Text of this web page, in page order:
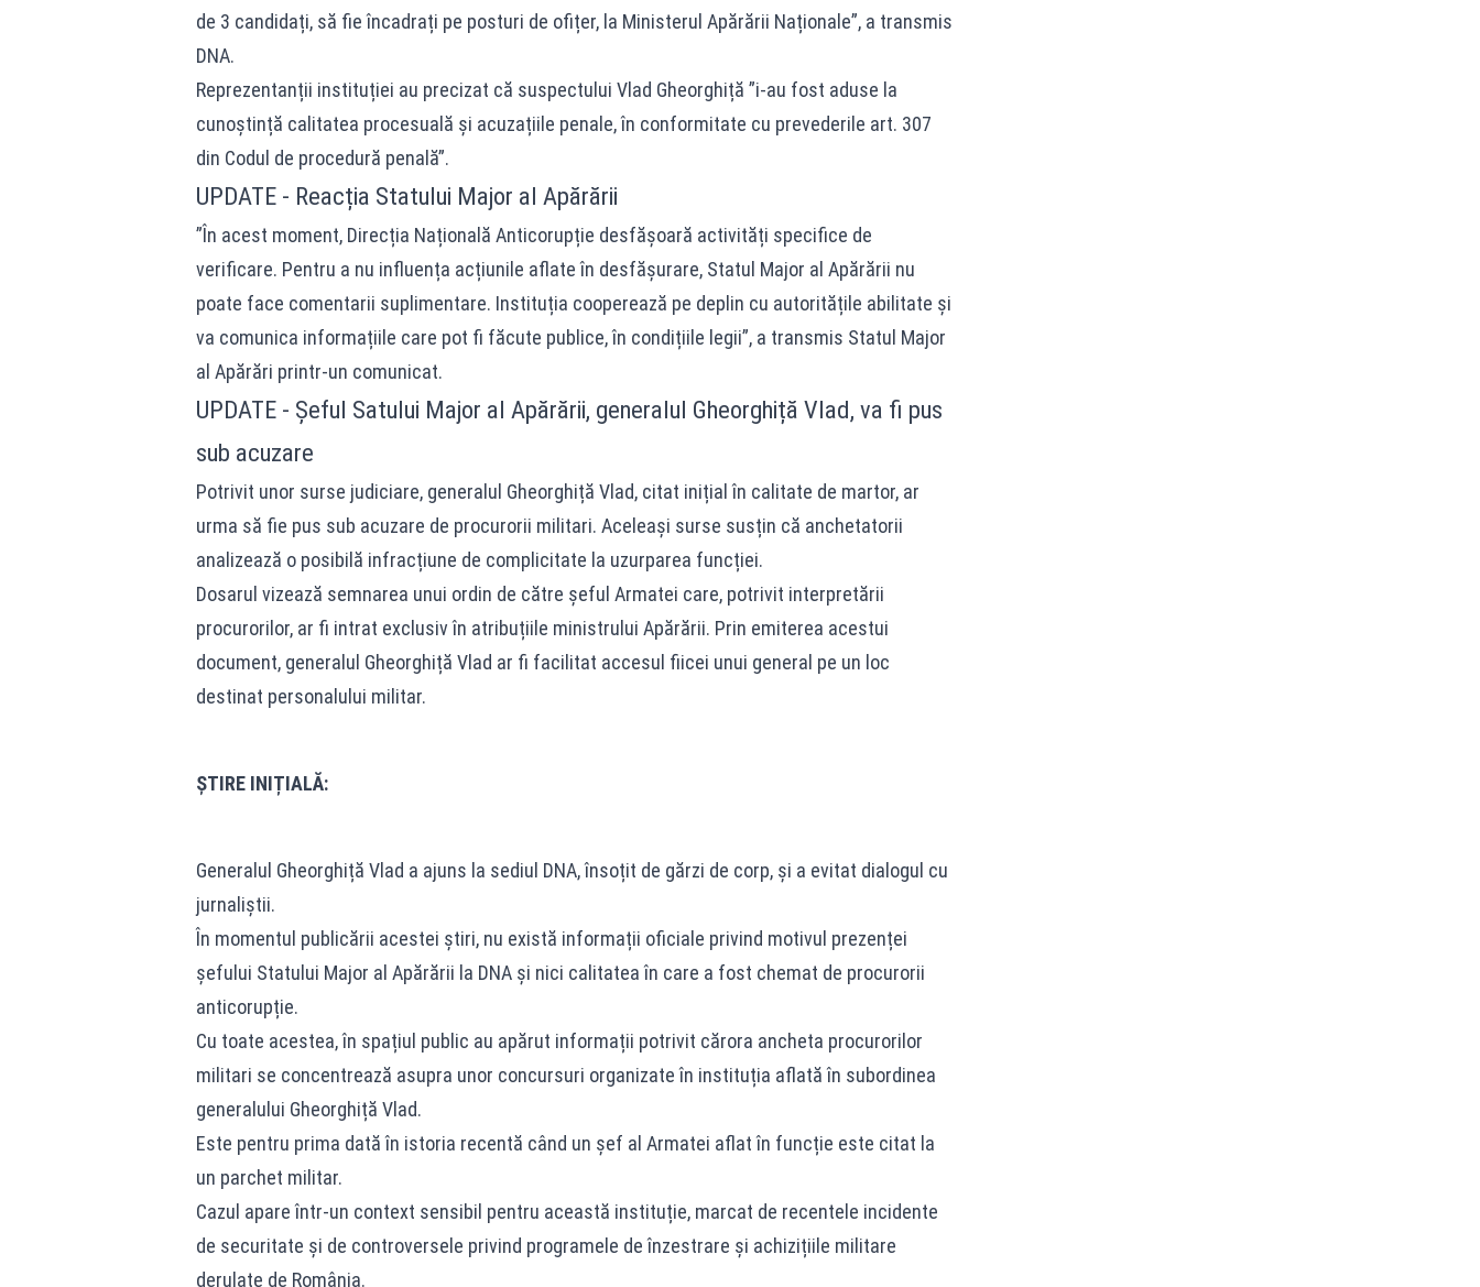
de 3 candidați, să fie încadrați pe posturi de ofițer, la Ministerul Apărării Naționale”, a transmis
DNA.
Reprezentanții instituției au precizat că suspectului Vlad Gheorghiță ”i-au fost aduse la
cunoștință calitatea procesuală și acuzațiile penale, în conformitate cu prevederile art. 307
din Codul de procedură penală”.
UPDATE - Reacția Statului Major al Apărării
”În acest moment, Direcția Națională Anticorupție desfășoară activități specifice de
verificare. Pentru a nu influența acțiunile aflate în desfășurare, Statul Major al Apărării nu
poate face comentarii suplimentare. Instituția cooperează pe deplin cu autoritățile abilitate și
va comunica informațiile care pot fi făcute publice, în condițiile legii”, a transmis Statul Major
al Apărări printr-un comunicat.
UPDATE - Șeful Satului Major al Apărării, generalul Gheorghiță Vlad, va fi pus
sub acuzare
Potrivit unor surse judiciare, generalul Gheorghiță Vlad, citat inițial în calitate de martor, ar
urma să fie pus sub acuzare de procurorii militari. Aceleași surse susțin că anchetatorii
analizează o posibilă infracțiune de complicitate la uzurparea funcției.
Dosarul vizează semnarea unui ordin de către șeful Armatei care, potrivit interpretării
procurorilor, ar fi intrat exclusiv în atribuțiile ministrului Apărării. Prin emiterea acestui
document, generalul Gheorghiță Vlad ar fi facilitat accesul fiicei unui general pe un loc
destinat personalului militar.
ȘTIRE INIȚIALĂ:
Generalul Gheorghiță Vlad a ajuns la sediul DNA, însoțit de gărzi de corp, și a evitat dialogul cu
jurnaliștii.
În momentul publicării acestei știri, nu există informații oficiale privind motivul prezenței
șefului Statului Major al Apărării la DNA și nici calitatea în care a fost chemat de procurorii
anticorupție.
Cu toate acestea, în spațiul public au apărut informații potrivit cărora ancheta procurorilor
militari se concentrează asupra unor concursuri organizate în instituția aflată în subordinea
generalului Gheorghiță Vlad.
Este pentru prima dată în istoria recentă când un șef al Armatei aflat în funcție este citat la
un parchet militar.
Cazul apare într-un context sensibil pentru această instituție, marcat de recentele incidente
de securitate și de controversele privind programele de înzestrare și achizițiile militare
derulate de România.